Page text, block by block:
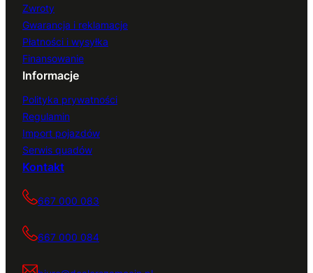
Zwroty
Gwarancja i reklamacje
Płatności i wysyłka
Finansowanie
Informacje
Polityka prywatności
Regulamin
Import pojazdów
Serwis quadów
Kontakt
667 000 083
667 000 084